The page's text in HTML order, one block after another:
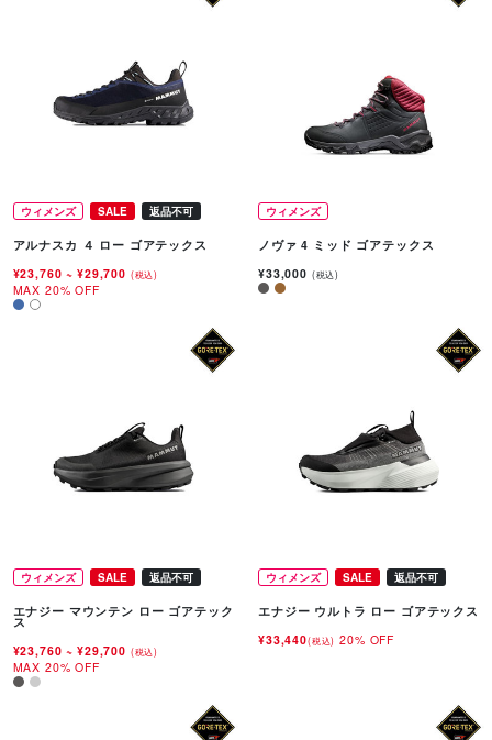
ウィメンズ SALE 返品不可
アルナスカ ４ ロー ゴアテックス
¥23,760~ ¥29,700 (税込)
MAX 20% OFF
ウィメンズ
ノヴァ 4 ミッド ゴアテックス
¥33,000 (税込)
ウィメンズ SALE 返品不可
エナジー マウンテン ロー ゴアテック
ス
¥23,760~ ¥29,700 (税込)
MAX 20% OFF
ウィメンズ SALE 返品不可
エナジー ウルトラ ロー ゴアテックス
¥33,440(税込) 20% OFF